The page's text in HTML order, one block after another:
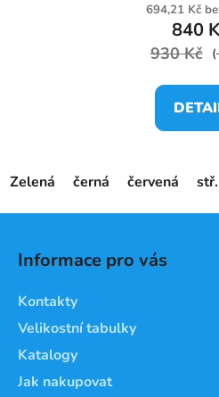
694,21 Kč
840
930 Kč
Zelená černá červená
Informace pro vás
Kontakty
Velikostní tabulky
Katalogy
Jak nakupovat